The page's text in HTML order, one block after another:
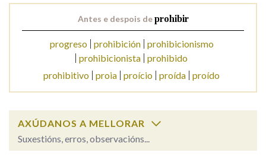
Nos exemplos
Na fraseoloxía
Antes e despois deprohibir
progreso prohibición
prohibicionismo
prohibicionista prohibido
prohibitivo proia proício proída proído
AXÚDANOS A MELLORAR
Suxestións, erros, observacións...